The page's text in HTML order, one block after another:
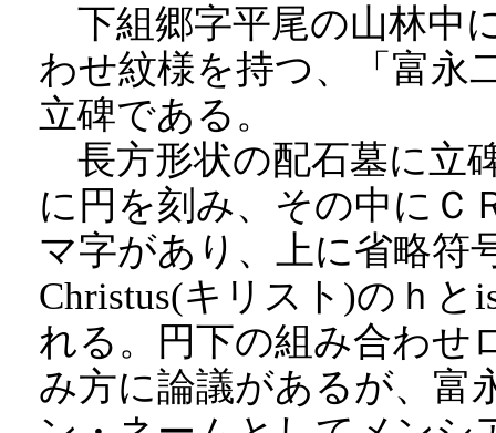
下組郷字平尾の山林中
わせ紋様を持つ、「富永
立碑である。
長方形状の配石墓に立
に円を刻み、その中にＣ
マ字があり、上に省略符
Christus(キリスト)のｈ
れる。円下の組み合わせ
み方に論議があるが、富